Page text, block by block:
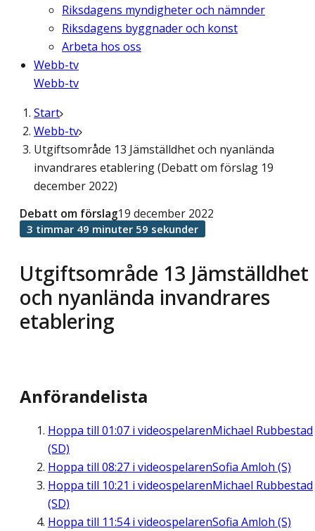
Riksdagens myndigheter och nämnder
Riksdagens byggnader och konst
Arbeta hos oss
Webb-tv
Webb-tv
Start
Webb-tv
Utgiftsområde 13 Jämställdhet och nyanlända
invandrares etablering (Debatt om förslag 19
december 2022)
Utgiftsområde 13 Jämställdhet
och nyanlända invandrares
etablering
Debatt om förslag19 december 2022
3 timmar 49 minuter 59 sekunder
Anförandelista
Hoppa till 01:07 i videospelarenMichael Rubbestad
(SD)
Hoppa till 08:27 i videospelarenSofia Amloh (S)
Hoppa till 10:21 i videospelarenMichael Rubbestad
(SD)
Hoppa till 11:54i videospelarenSofia Amloh (S)